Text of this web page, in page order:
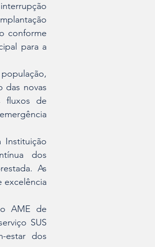
conforme
para a
das novas
fluxos de
Instituição
dos
As
excelência
AME de
SUS
estar dos